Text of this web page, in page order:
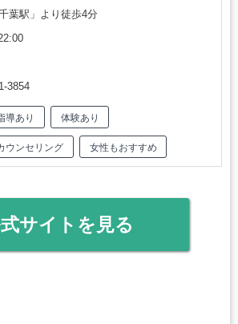
葉駅」より徒歩4分
3854
導あり 体験あり
ウンセリング 女性もおすすめ
サイトを見る